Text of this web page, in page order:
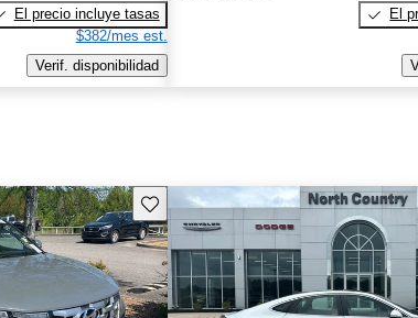
El precio incluye tasas
$382/mes est.
Verif. disponibilidad
El
Guarda este Aviso